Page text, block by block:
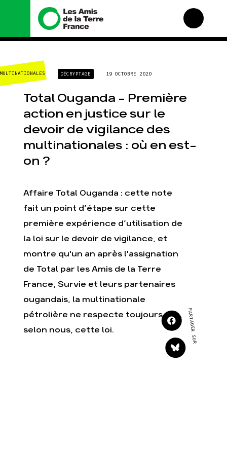
Nous connaître
Histoire
Missions et méthodes
Valeurs
Équipes et
fonctionnement
Le réseau dans le
monde
Je soutiens les Amis de
Total, rendez-vous au
Gaz « naturel », le
Mode : une tendance
destructrice
Gaz au Mozambique, la
violence TOTAL(e)
Agir
Agir au quotidien
Soutenir les campagnes
Transmettre tout ou
partie de son
patrimoine
Télécharger
Nos thématiques
Surproduction
Multinationales
Forêts
MULTINATIONALES DÉCRYPTAGE 19 OCTOBRE 2020
Total Ouganda – Première
action en justice sur le
devoir de vigilance des
multinationales : où en est-
on ?
Affaire Total Ouganda : cette note
fait un point d’étape sur cette
première expérience d’utilisation de
la loi sur le devoir de vigilance, et
montre qu'un an après l'assignation
de Total par les Amis de la Terre
France, Survie et leurs partenaires
ougandais, la multinationale
pétrolière ne respecte toujours pas,
selon nous, cette loi.
PARTAGER SUR